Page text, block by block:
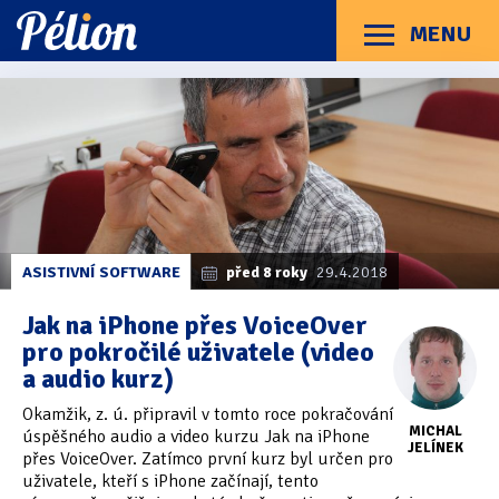
Přejít
na
štítky
Přejít
na
kategorie
Přejít
na
obsah
MENU
Menu
O Pélionu Kontakt
Kategorie článků
Dotazníky(3)
Hardware (163)
Braillské řádky(31)
(8)
Mobilní zařízení (85)
Počítače a notebooky (66)
Zápisníky(7)
Články
z
kategorie
Okamžik
ASISTIVNÍ SOFTWARE před 8 roky 29.4.2018
MICHAL
JELÍNEK
Jak na iPhone přes VoiceOver
pro pokročilé uživatele (video
a audio kurz)
Okamžik, z. ú. připravil v tomto roce pokračování
úspěšného audio a video kurzu Jak na iPhone
přes VoiceOver. Zatímco první kurz byl určen pro
uživatele, kteří s iPhone začínají, tento